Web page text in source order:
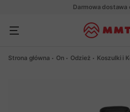
Darmowa dostawa
Strona główna On Odzież Koszulki i